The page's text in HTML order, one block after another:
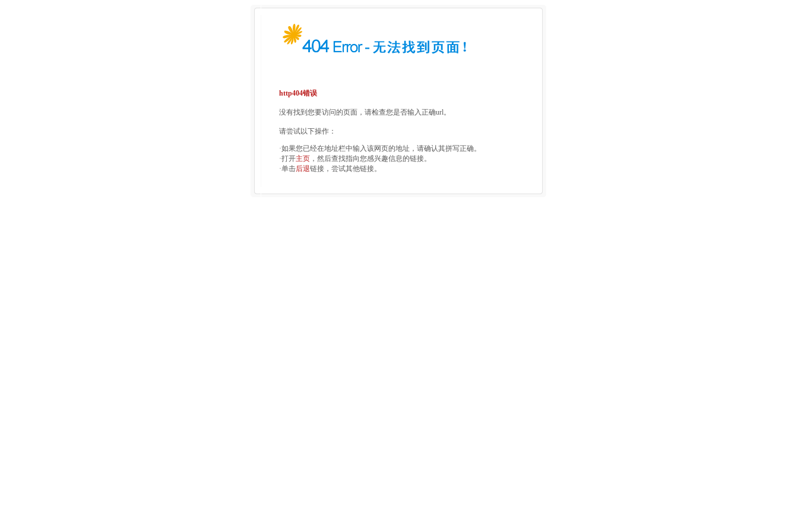
http404错误
没有找到您要访问的页面，请检查您是否输入正确url。
请尝试以下操作：
·如果您已经在地址栏中输入该网页的地址，请确认其拼写正确。
·打开主页 ，然后查找指向您感兴趣信息的链接。
·单击后退链接，尝试其他链接。